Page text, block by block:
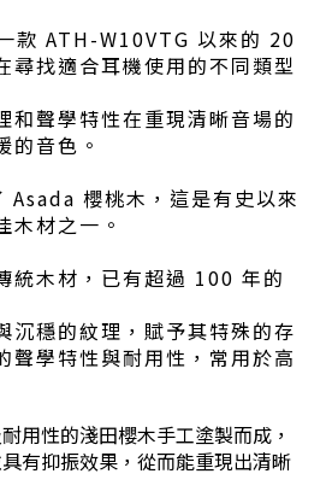
款 ATH-W10VTG 以來的 20
尋找適合耳機使用的不同類型
和聲學特性在重現清晰音場的
的音色。
Asada 櫻桃木，這是有史以來
木材之一。
統木材，已有超過 100 年的
沉穩的紋理，賦予其特殊的存
聲學特性與耐用性，常用於高
用性的淺田櫻木手工塗製而成，
有抑振效果，從而能重現出清晰